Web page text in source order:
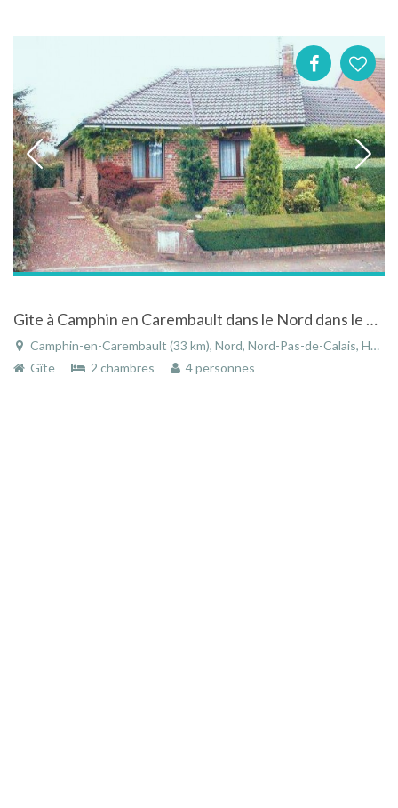
Gite à Camphin en Carembault dans le Nord dans le Nord-Pas-de-Calais
Camphin-en-Carembault (33 km), Nord, Nord-Pas-de-Calais, Hauts-de-France, France
Gîte
2 chambres 4 personnes